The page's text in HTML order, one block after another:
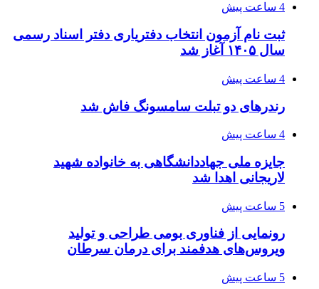
4 ساعت پیش
ثبت نام آزمون انتخاب دفتریاری دفتر اسناد رسمی
سال ۱۴۰۵ آغاز شد
4 ساعت پیش
رندرهای دو تبلت سامسونگ فاش شد
4 ساعت پیش
جایزه ملی جهاددانشگاهی به خانواده شهید
لاریجانی اهدا شد
5 ساعت پیش
رونمایی از فناوری بومی طراحی و تولید
ویروس‌های هدفمند برای درمان سرطان
5 ساعت پیش